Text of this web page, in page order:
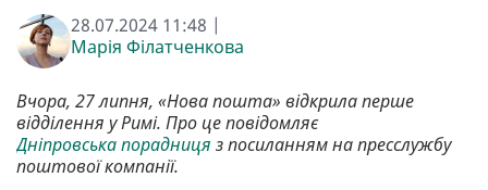
28.07.2024 11:48 |
Марія Філатченкова
Вчора, 27 липня, «Нова пошта» відкрила перше
відділення у Римі. Про це повідомляє
Дніпровська порадниця з посиланням на пресслужбу
поштової компанії.